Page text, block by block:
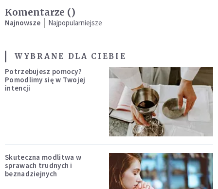
Komentarze ()
Najnowsze Najpopularniejsze
WYBRANE DLA CIEBIE
Potrzebujesz pomocy?
Pomodlimy się w Twojej
intencji
Skuteczna modlitwa w
sprawach trudnych i
beznadziejnych